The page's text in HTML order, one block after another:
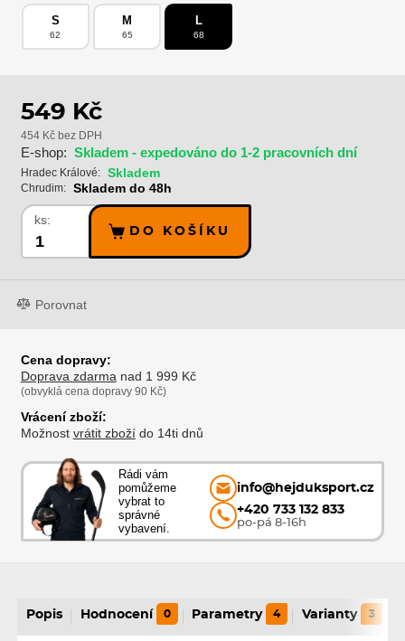
S
62
M
65
L
68
549 Kč
454 Kč bez DPH
E-shop: Skladem - expedováno do 1-2 pracovních dní
Hradec Králové: Skladem
Chrudim: Skladem do 48h
ks:
DO KOŠÍKU
Porovnat
Cena dopravy:
Doprava zdarma nad 1 999 Kč
(obvyklá cena dopravy 90 Kč)
Vrácení zboží:
Možnost vrátit zbožído 14ti dnů
Rádi vám
pomůžeme
vybrat to
správné
vybavení.
info@hejduksport.cz
+420 733 132 833
po-pá 8-16h
Popis Hodnocení 0 Parametry 4 Varianty 3